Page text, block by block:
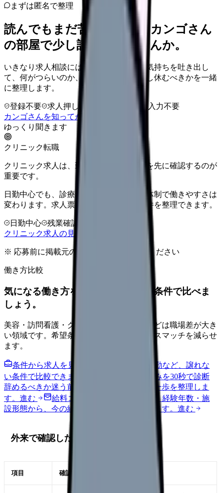
まずは匿名で整理
読んでもまだ苦しいなら、カンゴさん
の部屋で少し話してみませんか。
いきなり求人相談には進みません。今の気持ちを吐き出し
て、何がつらいのか、辞めるべきか、少し休むべきかを一緒
に整理します。
登録不要 求人押し売りなし
病院名は入力不要
カンゴさんを知ってから相談する
ゆっくり聞きます
クリニック転職
クリニック求人は、勤務時間と人間関係を先に確認するのが
重要です。
日勤中心でも、診療科・院長方針・人数体制で働きやすさは
変わります。求人票だけで決める前に条件を整理できます。
日勤中心 残業確認
クリニック求人の見方を確認する
※ 応募前に掲載元の最新情報を確認してください
働き方比較
気になる働き方を、求人を見る前に条件で比べま
しょう。
美容・訪問看護・クリニック・夜勤なしなどは職場差が大き
い領域です。希望条件を先に整理するとミスマッチを減らせ
ます。
条件から求人を見る
夜勤回数・残業・通勤など、譲れな
い条件で比較できます。
職場の悩みを30秒で診断
辞めるべきか迷う前に、悩みの種類と次の一歩を整理しま
す。 進む 給料コンパスで比較する
地域・経験年数・施
設形態から、今の給料の現在地を確認できます。 進む
外来で確認したいこと
項目 確認ポイント